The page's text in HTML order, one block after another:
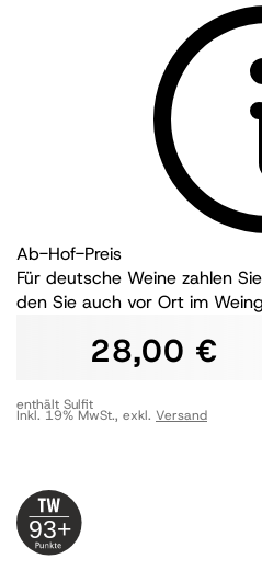
Ab-Hof-Preis
Für deutsche Weine zahlen
den Sie auch vor Ort im
28,00 €
Inkl. 19% MwSt., exkl. Versand
enthält Sulfit
93+